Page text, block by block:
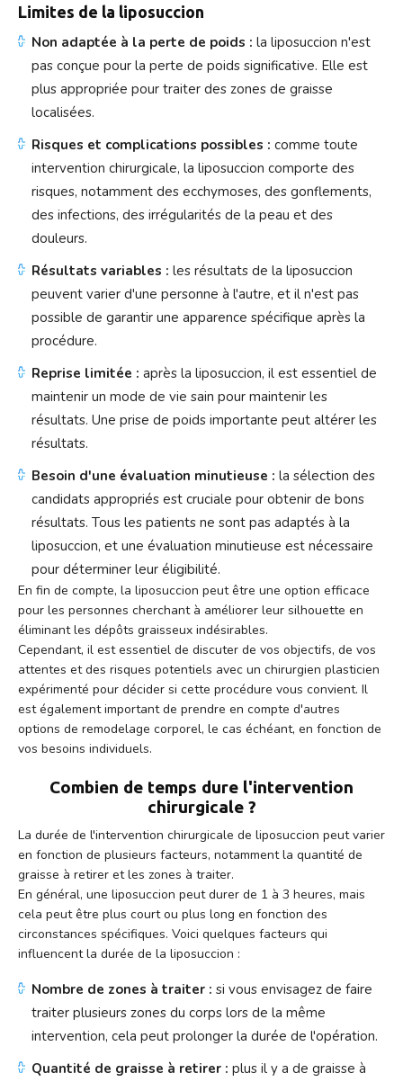
Limites de la liposuccion
Non adaptée à la perte de poids : la liposuccion n'est
pas conçue pour la perte de poids significative. Elle est
plus appropriée pour traiter des zones de graisse
localisées.
Risques et complications possibles : comme toute
intervention chirurgicale, la liposuccion comporte des
risques, notamment des ecchymoses, des gonflements,
des infections, des irrégularités de la peau et des
douleurs.
Résultats variables : les résultats de la liposuccion
peuvent varier d'une personne à l'autre, et il n'est pas
possible de garantir une apparence spécifique après la
procédure.
Reprise limitée : après la liposuccion, il est essentiel de
maintenir un mode de vie sain pour maintenir les
résultats. Une prise de poids importante peut altérer les
résultats.
Besoin d'une évaluation minutieuse : la sélection des
candidats appropriés est cruciale pour obtenir de bons
résultats. Tous les patients ne sont pas adaptés à la
liposuccion, et une évaluation minutieuse est nécessaire
pour déterminer leur éligibilité.
En fin de compte, la liposuccion peut être une option efficace
pour les personnes cherchant à améliorer leur silhouette en
éliminant les dépôts graisseux indésirables.
Cependant, il est essentiel de discuter de vos objectifs, de vos
attentes et des risques potentiels avec un chirurgien plasticien
expérimenté pour décider si cette procédure vous convient. Il
est également important de prendre en compte d'autres
options de remodelage corporel, le cas échéant, en fonction de
vos besoins individuels.
Combien de temps dure l'intervention
chirurgicale ?
La durée de l'intervention chirurgicale de liposuccion peut varier
en fonction de plusieurs facteurs, notamment la quantité de
graisse à retirer et les zones à traiter.
En général, une liposuccion peut durer de 1 à 3 heures, mais
cela peut être plus court ou plus long en fonction des
circonstances spécifiques. Voici quelques facteurs qui
influencent la durée de la liposuccion :
Nombre de zones à traiter : si vous envisagez de faire
traiter plusieurs zones du corps lors de la même
intervention, cela peut prolonger la durée de l'opération.
Quantité de graisse à retirer : plus il y a de graisse à